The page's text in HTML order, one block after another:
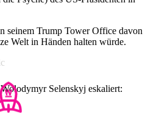
seinem Trump Tower Office davon
Welt in Händen halten würde.
Selenskyj eskaliert: